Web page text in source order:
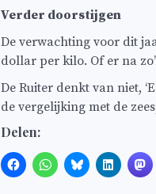
Verder doorstijgen
De verwachting voor dit
dollar per kilo. Of er na
De Ruiter denkt van niet,
de vergelijking met de
Delen: